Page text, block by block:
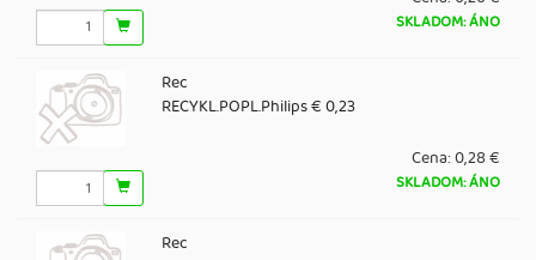
SKLADOM: ÁNO
Rec
RECYKL.POPL.Philips € 0,23
Cena:0,28 €
SKLADOM: ÁNO
Rec